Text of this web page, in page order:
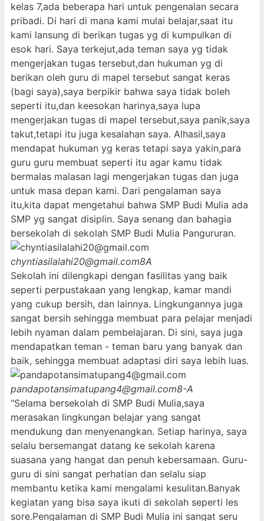
kelas 7,ada beberapa hari untuk pengenalan secara
pribadi. Di hari di mana kami mulai belajar,saat itu
kami lansung di berikan tugas yg di kumpulkan di
esok hari. Saya terkejut,ada teman saya yg tidak
mengerjakan tugas tersebut,dan hukuman yg di
berikan oleh guru di mapel tersebut sangat keras
(bagi saya),saya berpikir bahwa saya tidak boleh
seperti itu,dan keesokan harinya,saya lupa
mengerjakan tugas di mapel tersebut,saya panik,saya
takut,tetapi itu juga kesalahan saya. Alhasil,saya
mendapat hukuman yg keras tetapi saya yakin,para
guru guru membuat seperti itu agar kamu tidak
bermalas malasan lagi mengerjakan tugas dan juga
untuk masa depan kami. Dari pengalaman saya
itu,kita dapat mengetahui bahwa SMP Budi Mulia ada
SMP yg sangat disiplin. Saya senang dan bahagia
bersekolah di sekolah SMP Budi Mulia Pangururan.
chyntiasilalahi20@gmail.com8A
Sekolah ini dilengkapi dengan fasilitas yang baik
seperti perpustakaan yang lengkap, kamar mandi
yang cukup bersih, dan lainnya. Lingkungannya juga
sangat bersih sehingga membuat para pelajar menjadi
lebih nyaman dalam pembelajaran. Di sini, saya juga
mendapatkan teman - teman baru yang banyak dan
baik, sehingga membuat adaptasi diri saya lebih luas.
pandapotansimatupang4@gmail.com8-A
"Selama bersekolah di SMP Budi Mulia,saya
merasakan lingkungan belajar yang sangat
mendukung dan menyenangkan. Setiap harinya, saya
selalu bersemangat datang ke sekolah karena
suasana yang hangat dan penuh kebersamaan. Guru-
guru di sini sangat perhatian dan selalu siap
membantu ketika kami mengalami kesulitan.Banyak
kegiatan yang bisa saya ikuti di sekolah seperti les
sore.Pengalaman di SMP Budi Mulia ini sangat seru